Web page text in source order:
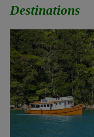
Destinations